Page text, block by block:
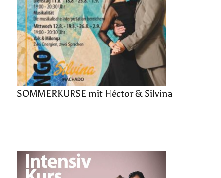
SOMMERKURSE mit Héctor & Silvina